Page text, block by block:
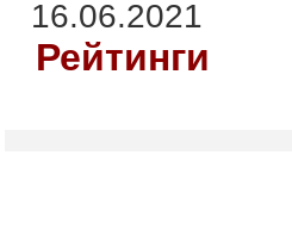
16.06.2021
Рейтинги